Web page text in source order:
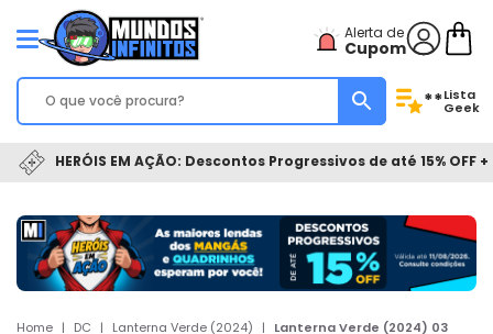
Alerta de
Cupom
**Lista
Geek
HERÓIS EM AÇÃO: Descontos Progressivos de até 15% OFF
Home | DC | Lanterna Verde (2024) | Lanterna Verde (2024) 03